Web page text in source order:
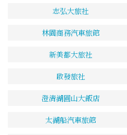
志弘大旅社
林園商務汽車旅館
新美都大旅社
啟發旅社
澄清湖圓山大飯店
太湖船汽車旅館